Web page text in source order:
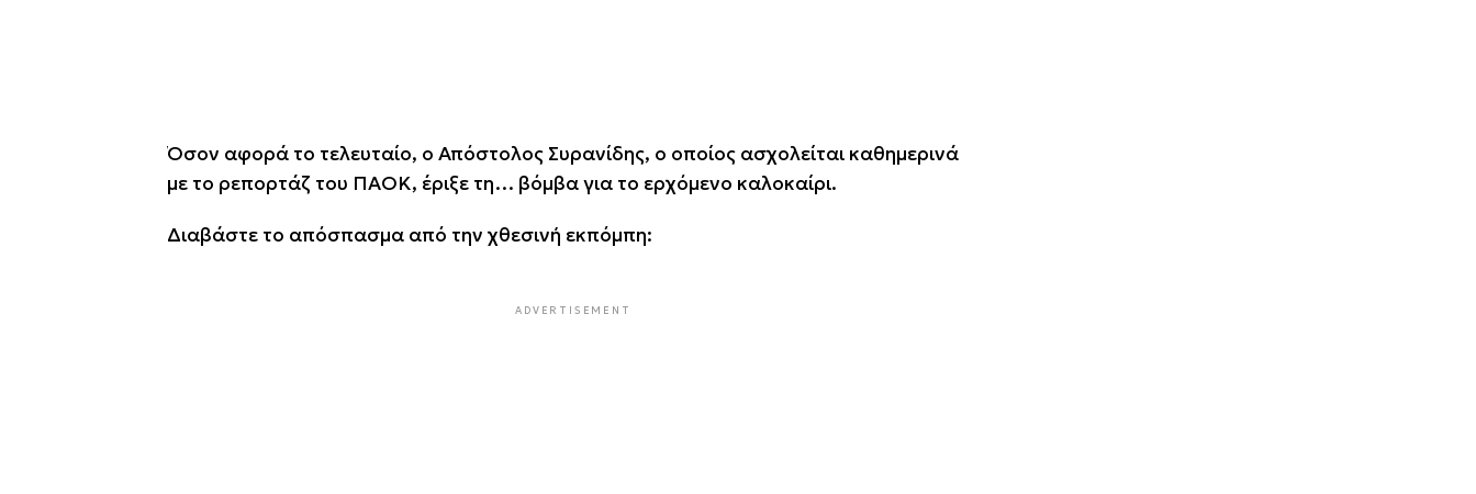
Όσον αφορά το τελευταίο, ο Απόστολος Συρανίδης, ο οποίος ασχολείται καθημερινά
με το ρεπορτάζ του ΠΑΟΚ, έριξε τη… βόμβα για το ερχόμενο καλοκαίρι.
Διαβάστε το απόσπασμα από την χθεσινή εκπόμπη:
ADVERTISEMENT